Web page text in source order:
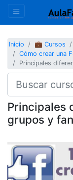
Inicio 💼 Cursos
Cómo crear una
Principales
Principales
grupos y